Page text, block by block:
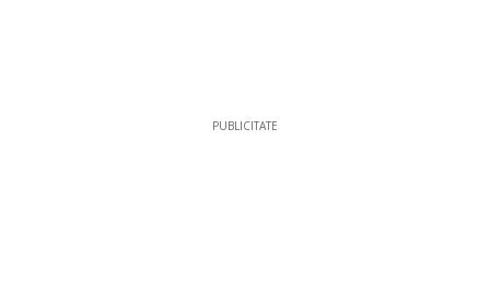
PUBLICITATE